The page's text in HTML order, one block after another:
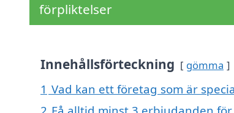
förpliktelser
Innehållsförteckning gömma
1 Vad kan ett företag som är